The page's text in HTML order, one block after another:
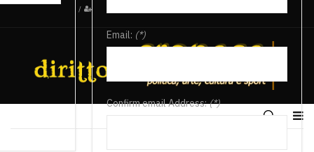
/
Email: (*)
Confirm email Address:(*)